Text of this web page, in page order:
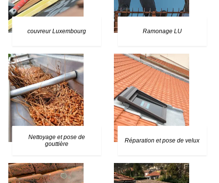
couvreur Luxembourg Ramonage LU
Nettoyage et pose de
gouttière
Réparation et pose de velux